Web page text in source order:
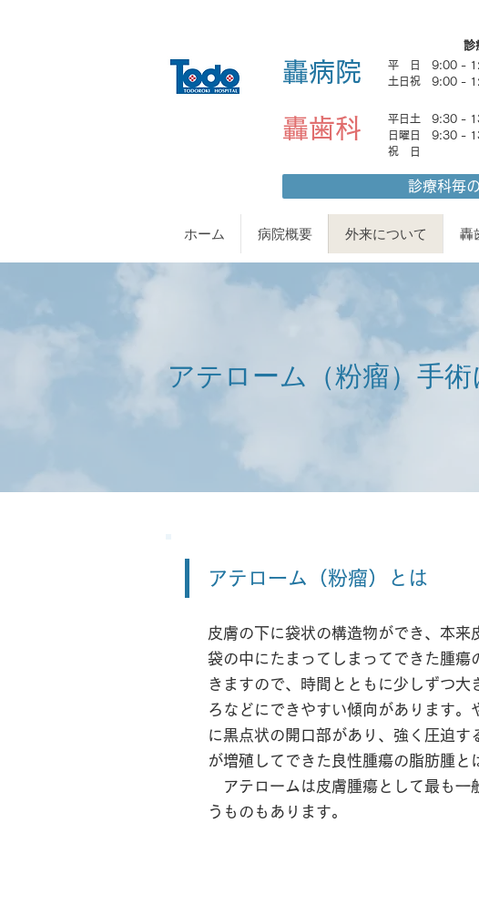
轟病院
診
平 日 9:00 -
土日祝 9:00
轟歯科
平日土 9:30 -
日曜日 9:30 -
祝 日
診療科毎
ホーム 病院概要 外来について 轟
アテローム（粉瘤）手
アテローム（粉瘤）とは
皮膚の下に袋状の構造物ができ、本
袋の中にたまってしまってできた腫
きますので、時間とともに少しずつ
ろなどにできやすい傾向があります
に黒点状の開口部があり、強く圧迫
が増殖してできた良性腫瘍の脂肪腫と
アテロームは皮膚腫瘍として最も一
うものもあります。